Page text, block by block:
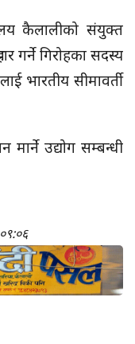
कैलालीको संयुक्त
गर्ने गिरोहका सदस्य
भारतीय सीमावर्ती
मार्ने उद्योग सम्बन्धी
०९:०६